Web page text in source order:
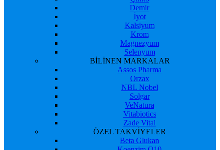
Demir
İyot
Kalsiyum
Krom
Magnezyum
Selenyum
BİLİNEN MARKALAR
Assos Pharma
Orzax
NBL Nobel
Solgar
VeNatura
Vitabiotics
Zade Vital
ÖZEL TAKVİYELER
Beta Glukan